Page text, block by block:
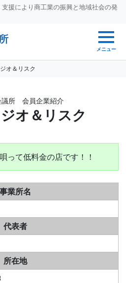
援により商工業の振興と地域社会の発
メニュー
オ＆リスク
議所 会員企業紹介
オ＆リスク
って低料金の店です！！
事業所名
代表者
所在地